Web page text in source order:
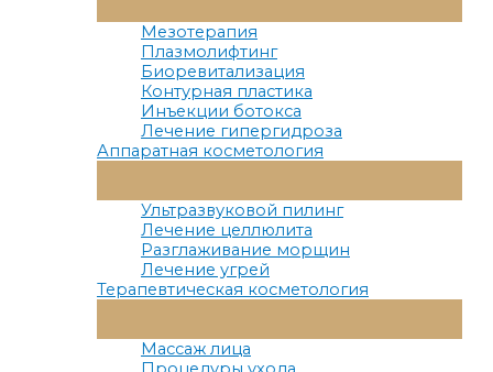
Меню
Мезотерапия
Плазмолифтинг
Биоревитализация
Контурная пластика
Инъекции ботокса
Лечение гипергидроза
Аппаратная косметология
Меню
Ультразвуковой пилинг
Лечение целлюлита
Разглаживание морщин
Лечение угрей
Терапевтическая косметология
Меню
Массаж лица